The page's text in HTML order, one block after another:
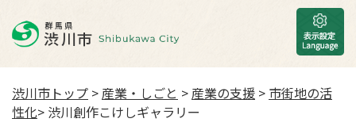
渋川市トップ >産業・しごと >産業の支援 > 市街地の活
性化> 渋川創作こけしギャラリー